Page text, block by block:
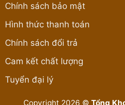
Chính sách bảo mật
Hình thức thanh toán
Chính sách đổi trả
Cam kết chất lượng
Tuyển đại lý
Copyright 2026 © Tổng